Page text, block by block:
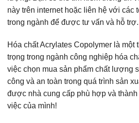
này trên internet hoặc liên hệ với các
trong ngành để được tư vấn và hỗ trợ.
Hóa chất Acrylates Copolymer là một
trọng trong ngành công nghiệp hóa
việc chọn mua sản phẩm chất lượng
công và an toàn trong quá trình sản
được nhà cung cấp phù hợp và thành
việc của mình!